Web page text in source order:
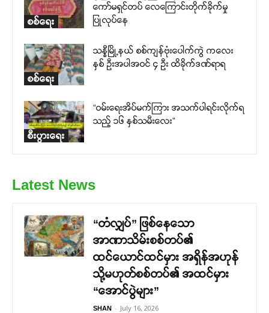
စစ်ရေး
ကော်မရှင်တပ် လေကြောင်းတိုက်ခိုက်မှု
ပြုလုပ်နေ
စစ်ရေး
သန္နီမြို့နယ် စစ်ကျန်ဗုံးပေါက်ကွဲ ကလေး
နှစ် ဦးအပါအဝင် ၄ ဦး ထိခိုက်ဒဏ်ရာရ
စီးပွားရေး
“ဝမ်းရေးအိပ်မက်ကြား အသက်ပါရင်းလိုက်ရ
သည့် ၁၆ နှစ်သမီးလေး”
Latest News
“တံလျှပ်” ဖြစ်နေသော
အာဏာသိမ်းစစ်တပ်၏
ထင်ယောင်ထင်မှား အရှိန်အဟုန်
သို့မဟုတ်စစ်တပ်၏ အထင်မှား
“အောင်ပွဲများ”
SHAN - July 16, 2026